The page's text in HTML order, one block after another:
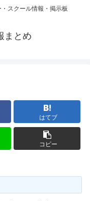
スクール情報・掲示板
まとめ
はてブ
コピー